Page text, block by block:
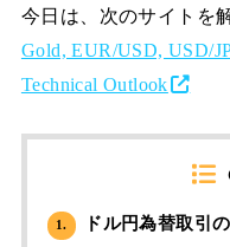
今日は、次のサイトを
Gold, EUR/USD, USD/
Technical Outlook
1. ドル円為替取引